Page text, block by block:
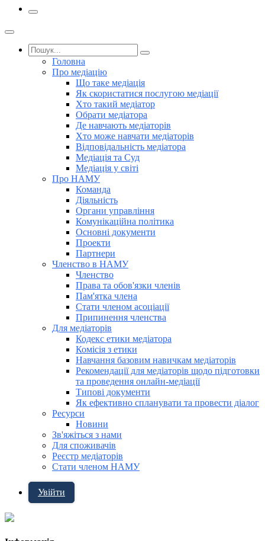
Головна
Про медіацію
Що таке медіація
Як скористатися послугою медіації
Хто такий медіатор
Обрати медіатора
Де навчають медіаторів
Хто може навчати медіаторів
Відповідальність медіатора
Медіація та Суд
Медіація у світі
Про НАМУ
Команда
Діяльність
Органи управління
Комунікаційна політика
Основні документи
Проекти
Партнери
Членство в НАМУ
Членство
Права та обов'язки членів
Пам'ятка члена
Стати членом асоціації
Припинення членства
Для медіаторів
Кодекс етики медіатора
Комісія з етики
Навчання базовим навичкам медіаторів
Рекомендації для медіаторів щодо підготовки
та проведення онлайн-медіації
Типові документи
Як ефективно спланувати та провести діалог
Ресурси
Новини
Зв'яжіться з нами
Для споживачів
Реєстр медіаторів
Стати членом НАМУ
Увійти